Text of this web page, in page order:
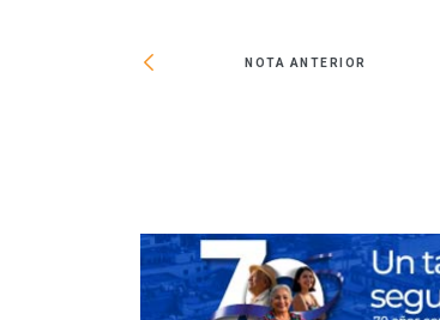
NOTA ANTERIOR